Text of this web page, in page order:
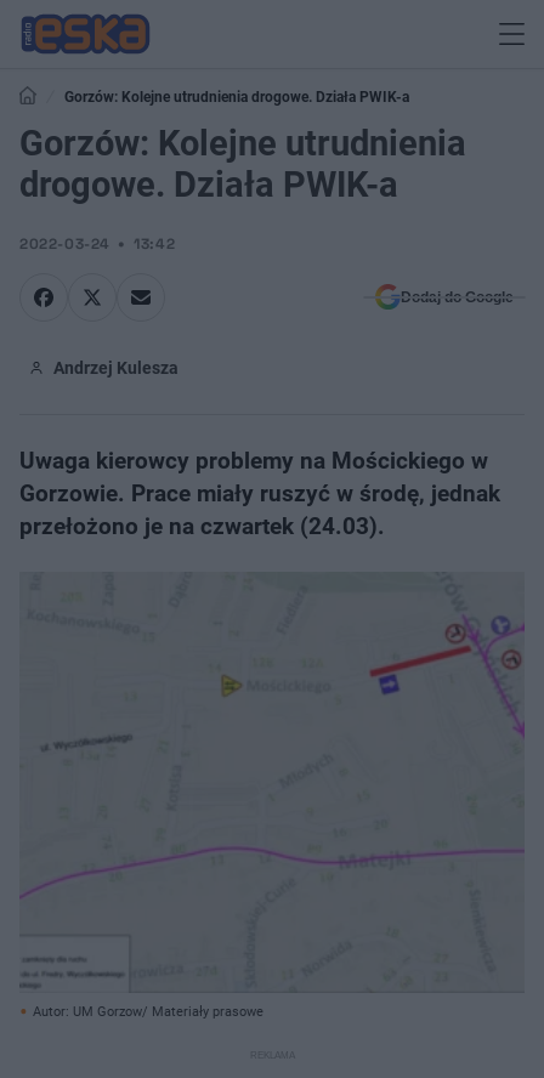
Gorzów: Kolejne utrudnienia drogowe. Działa PWIK-a
Gorzów: Kolejne utrudnienia
drogowe. Działa PWIK-a
2022-03-24 13:42
Dodaj do Google
Andrzej Kulesza
Uwaga kierowcy problemy na Mościckiego w
Gorzowie. Prace miały ruszyć w środę, jednak
przełożono je na czwartek (24.03).
Autor: UM Gorzow/ Materiały prasowe